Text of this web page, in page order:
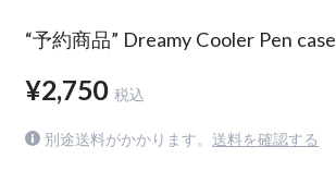
“予約商品” Dreamy Cooler Pen case
¥2,750 税込
別途送料がかかります。 送料を確認する